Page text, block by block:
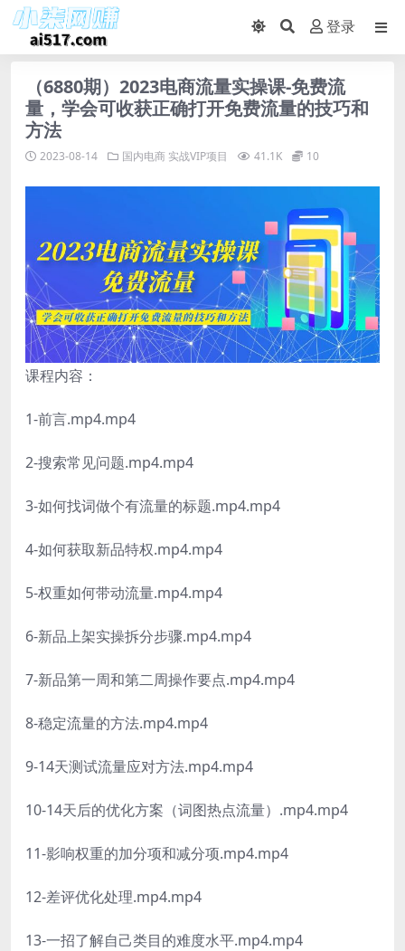
登录
（6880期）2023电商流量实操课-免费流
量，学会可收获正确打开免费流量的技巧和
方法
2023-08-14 国内电商 实战VIP项目 41.1K 10
课程内容：
1-前言.mp4.mp4
2-搜索常见问题.mp4.mp4
3-如何找词做个有流量的标题.mp4.mp4
4-如何获取新品特权.mp4.mp4
5-权重如何带动流量.mp4.mp4
6-新品上架实操拆分步骤.mp4.mp4
7-新品第一周和第二周操作要点.mp4.mp4
8-稳定流量的方法.mp4.mp4
9-14天测试流量应对方法.mp4.mp4
10-14天后的优化方案（词图热点流量）.mp4.mp4
11-影响权重的加分项和减分项.mp4.mp4
12-差评优化处理.mp4.mp4
13-一招了解自己类目的难度水平.mp4.mp4